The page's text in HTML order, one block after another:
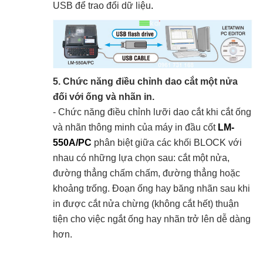
USB để trao đổi dữ liệu.
5. Chức năng điều chỉnh dao cắt một nửa
đối với ống và nhãn in.
- Chức năng điều chỉnh lưỡi dao cắt khi cắt ống
và nhãn thông minh của máy in đầu cốt LM-
550A/PC phân biệt giữa các khối BLOCK với
nhau có những lựa chọn sau: cắt một nửa,
đường thẳng chấm chấm, đường thẳng hoặc
khoảng trống. Đoạn ống hay băng nhãn sau khi
in được cắt nửa chừng (không cắt hết) thuận
tiện cho việc ngắt ống hay nhãn trở lên dễ dàng
hơn.